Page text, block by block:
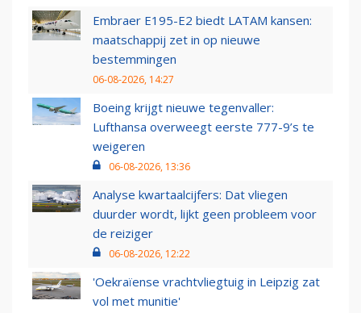
Embraer E195-E2 biedt LATAM kansen:
maatschappij zet in op nieuwe
bestemmingen
06-08-2026, 14:27
Boeing krijgt nieuwe tegenvaller:
Lufthansa overweegt eerste 777-9’s te
weigeren
06-08-2026, 13:36
Analyse kwartaalcijfers: Dat vliegen
duurder wordt, lijkt geen probleem voor
de reiziger
06-08-2026, 12:22
'Oekraïense vrachtvliegtuig in Leipzig zat
vol met munitie'